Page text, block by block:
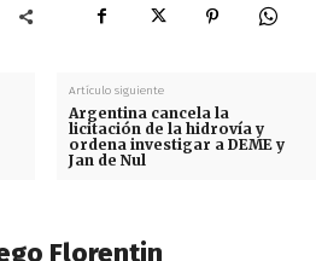
Artículo siguiente
Argentina cancela la
licitación de la hidrovía y
ordena investigar a DEME y
Jan de Nul
Florentin